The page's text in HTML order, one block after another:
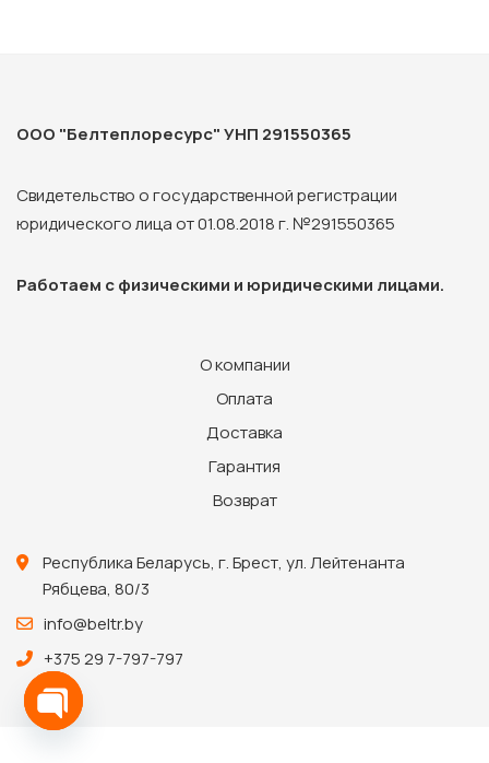
ООО "Белтеплоресурс" УНП 291550365
Свидетельство о государственной регистрации
юридического лица от 01.08.2018 г. №291550365
Работаем с физическими и юридическими лицами.
О компании
Оплата
Доставка
Гарантия
Возврат
Республика Беларусь, г. Брест, ул. Лейтенанта
Рябцева, 80/3
info@beltr.by
+375 29 7-797-797